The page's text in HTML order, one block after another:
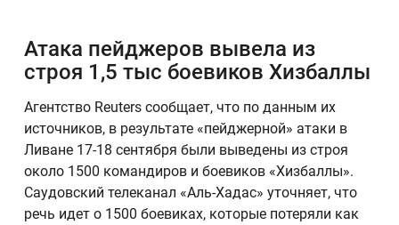
Атака пейджеров вывела из
строя 1,5 тыс боевиков Хизбаллы
Агентство Reuters сообщает, что по данным их
источников, в результате «пейджерной» атаки в
Ливане 17-18 сентября были выведены из строя
около 1500 командиров и боевиков «Хизбаллы».
Саудовский телеканал «Аль-Хадас» уточняет, что
речь идет о 1500 боевиках, которые потеряли как